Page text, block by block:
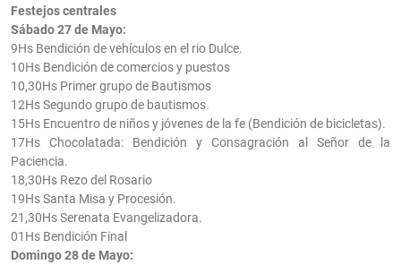
Festejos centrales
Sábado 27 de Mayo:
9Hs Bendición de vehículos en el rio Dulce.
10Hs Bendición de comercios y puestos
10,30Hs Primer grupo de Bautismos
12Hs Segundo grupo de bautismos.
15Hs Encuentro de niños y jóvenes de la fe (Bendición de bicicletas).
17Hs Chocolatada: Bendición y Consagración al Señor de la
Paciencia.
18,30Hs Rezo del Rosario
19Hs Santa Misa y Procesión.
21,30Hs Serenata Evangelizadora.
01Hs Bendición Final
Domingo 28 de Mayo: